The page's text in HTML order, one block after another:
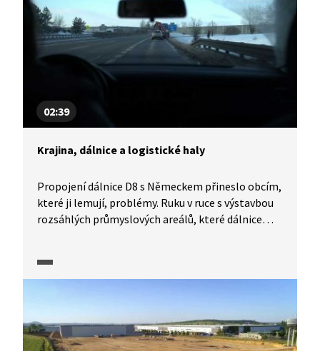
02:39
Krajina, dálnice a logistické haly
Propojení dálnice D8 s Německem přineslo obcím,
které ji lemují, problémy. Ruku v ruce s výstavbou
rozsáhlých průmyslových areálů, které dálnice
nižších tříd, nadlimitně vzrostla také hluková
sledují, jaké vlivy haly do krajiny přináší. Příklad
dálnice D8 může přinést poučení, jaké důsledky